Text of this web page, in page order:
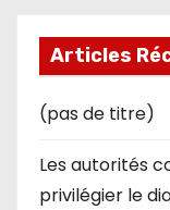
Articles
(pas de titre)
Les autorités
privilégier le